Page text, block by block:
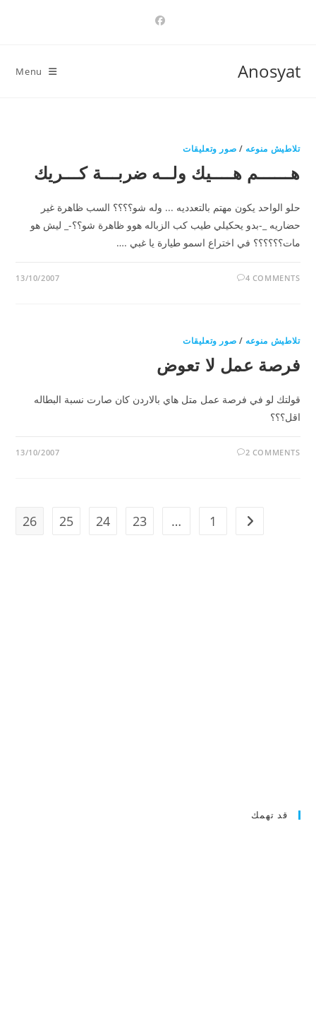
Anosyat
Menu
تلاطيش منوعه / صور وتعليقات
هــــــم هــــيك ولــه ضربـــة كـــريك
حلو الواحد يكون مهتم بالتعدديه ... وله شو؟؟؟؟ السب ظاهرة غير
حضاريه _-بدو يحكيلي طيب كب الزباله هوو ظاهرة شو؟؟-_ ليش هو
مات؟؟؟؟؟؟ في اختراع اسمو طيارة يا غبي .…
4 COMMENTS
13/10/2007
تلاطيش منوعه / صور وتعليقات
فرصة عمل لا تعوض
قولتك لو في فرصة عمل متل هاي بالاردن كان صارت نسبة البطاله
اقل؟؟؟
2 COMMENTS
13/10/2007
Go to the previous page
1
…
23
24
25
26
قد تهمك